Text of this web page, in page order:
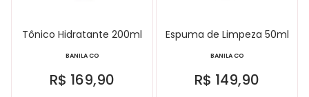
Tônico Hidratante 200ml
BANILA CO
R$ 169,90
Espuma de Limpeza 50ml
BANILA CO
R$ 149,90